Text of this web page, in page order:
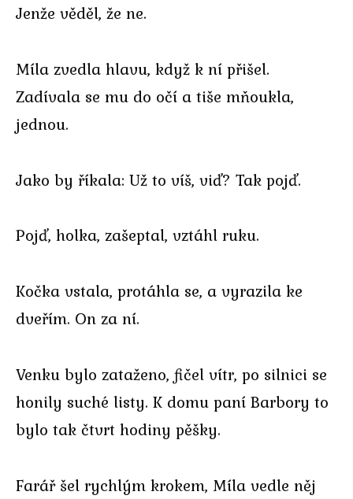
Jenže věděl, že ne.
Míla zvedla hlavu, když k ní přišel.
Zadívala se mu do očí a tiše mňoukla,
jednou.
Jako by říkala: Už to víš, viď? Tak pojď.
Pojď, holka, zašeptal, vztáhl ruku.
Kočka vstala, protáhla se, a vyrazila ke
dveřím. On za ní.
Venku bylo zataženo, fičel vítr, po silnici se
honily suché listy. K domu paní Barbory to
bylo tak čtvrt hodiny pěšky.
Farář šel rychlým krokem, Míla vedle něj